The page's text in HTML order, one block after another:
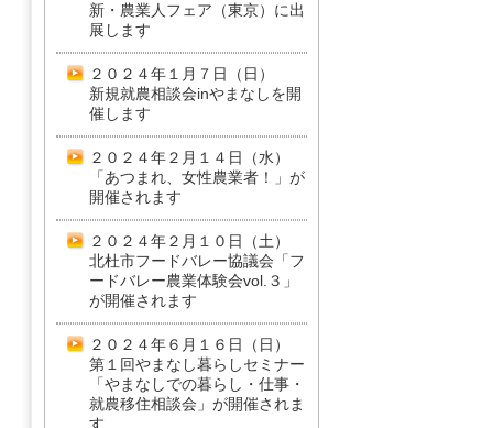
新・農業人フェア（東京）に出
展します
２０２４年１月７日（日）
新規就農相談会inやまなしを開
催します
２０２４年２月１４日（水）
「あつまれ、女性農業者！」が
開催されます
２０２４年２月１０日（土）
北杜市フードバレー協議会「フ
ードバレー農業体験会vol.３」
が開催されます
２０２４年６月１６日（日）
第１回やまなし暮らしセミナー
「やまなしでの暮らし・仕事・
就農移住相談会」が開催されま
す